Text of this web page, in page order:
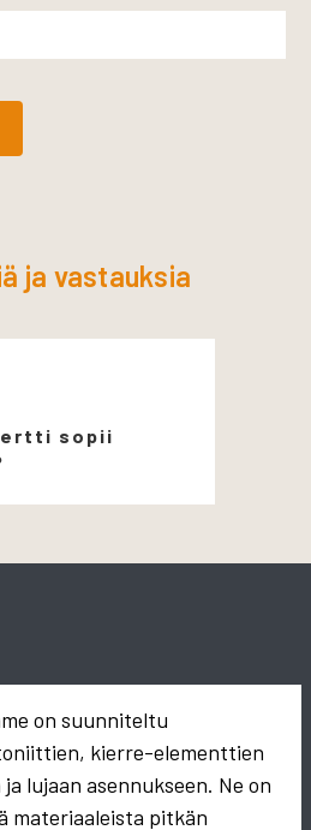
ja vastauksia
sopii
on suunniteltu
kierre-elementtien
lujaan asennukseen. Ne on
materiaaleista pitkän